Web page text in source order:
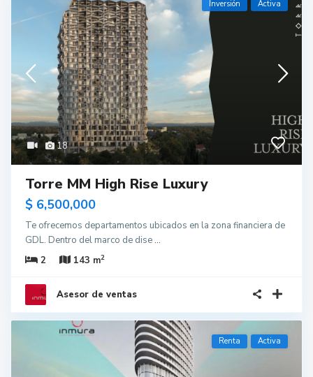
18
Inversión Activa
Torre MM High Rise Luxury
$ 6,500,000
Te ofrecemos departamentos ubicados en la zona financiera de
GDL. Dentro del marco de dise...
2
143 m2
Asesor de ventas
Renta Activa